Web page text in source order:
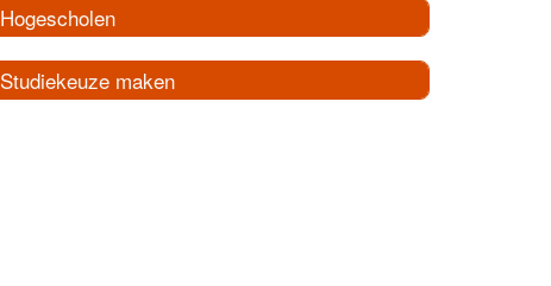
Hogescholen
Studiekeuze maken